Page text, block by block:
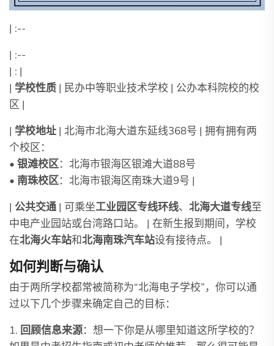
| :--
| :--
| : |
| 学校性质 | 民办中等职业技术学校 | 公办本科院校的校
区 |
| 学校地址 | 北海市北海大道东延线368号 | 拥有拥有两
个校区：
• 银滩校区：北海市银海区银滩大道88号
• 南珠校区：北海市银海区南珠大道9号 |
| 公共交通| 可乘坐工业园区专线环线、 北海大道专线至
中电产业园站或台湾路口站。 | 在新生报到期间，学校
在北海火车站和北海南珠汽车站设有接待点。 |
如何判断与确认
由于两所学校都常被简称为“北海电子学校”，你可以通
过以下几个步骤来确定自己的目标：
1. 回顾信息来源：想一下你是从哪里知道这所学校的？